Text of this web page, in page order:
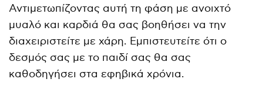
Αντιμετωπίζοντας αυτή τη φάση με ανοιχτό
μυαλό και καρδιά θα σας βοηθήσει να την
διαχειριστείτε με χάρη. Εμπιστευτείτε ότι ο
δεσμός σας με το παιδί σας θα σας
καθοδηγήσει στα εφηβικά χρόνια.